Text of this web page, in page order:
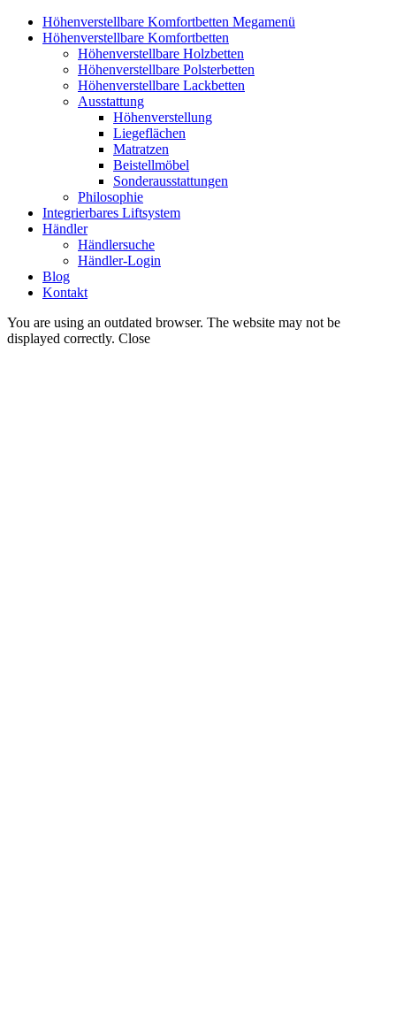
Höhenverstellbare Komfortbetten Megamenü
Höhenverstellbare Komfortbetten
Höhenverstellbare Holzbetten
Höhenverstellbare Polsterbetten
Höhenverstellbare Lackbetten
Ausstattung
Höhenverstellung
Liegeflächen
Matratzen
Beistellmöbel
Sonderausstattungen
Philosophie
Integrierbares Liftsystem
Händler
Händlersuche
Händler-Login
Blog
Kontakt
You are using an outdated browser. The website may not be
displayed correctly. Close